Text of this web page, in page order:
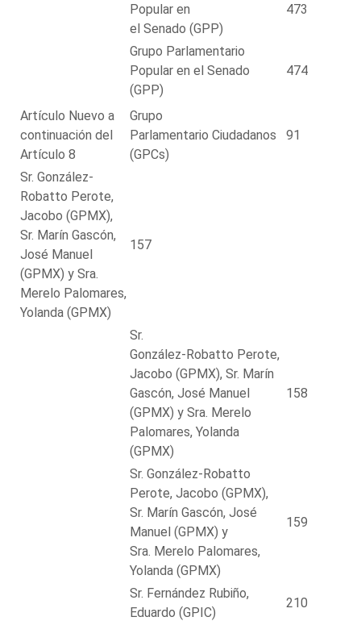
Popular en
el Senado (GPP)
473
Grupo Parlamentario
Popular en el Senado
(GPP)
474
Artículo Nuevo a
continuación del
Artículo 8
Grupo
Parlamentario Ciudadanos
(GPCs)
91
Sr. González-
Robatto Perote,
Jacobo (GPMX),
Sr. Marín Gascón,
José Manuel
(GPMX) y Sra.
Merelo Palomares,
Yolanda (GPMX)
157
Sr.
González-Robatto Perote,
Jacobo (GPMX), Sr. Marín
Gascón, José Manuel
(GPMX) y Sra. Merelo
Palomares, Yolanda
(GPMX)
158
Sr. González-Robatto
Perote, Jacobo (GPMX),
Sr. Marín Gascón, José
Manuel (GPMX) y
Sra. Merelo Palomares,
Yolanda (GPMX)
159
Sr. Fernández Rubiño,
Eduardo (GPIC)
210